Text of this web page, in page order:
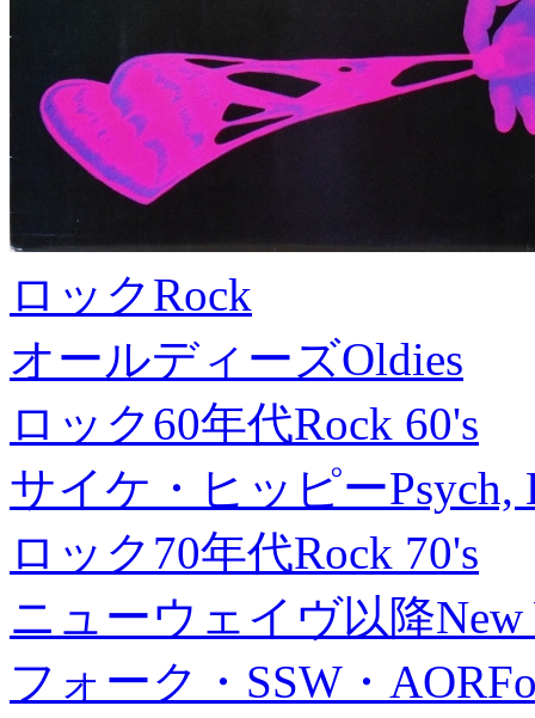
ロックRock
オールディーズOldies
ロック60年代Rock 60's
サイケ・ヒッピーPsych,
ロック70年代Rock 70's
ニューウェイヴ以降New
フォーク・SSW・AOR